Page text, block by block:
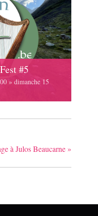
#5
» dimanche 15
à Julos Beaucarne »